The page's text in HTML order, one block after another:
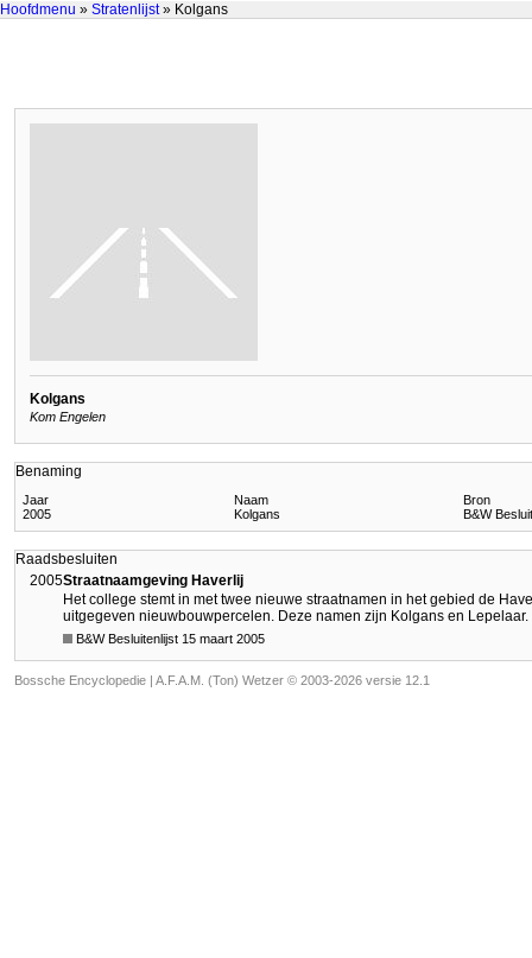
Hoofdmenu » Stratenlijst» Kolgans
Kolgans
Kom Engelen
Benaming
Jaar Naam
Bron
2005
Kolgans B&W
Raadsbesluiten
2005Straatnaamgeving Haverlij
Het college stemt in met twee nieuwe straatnamen in het gebied de
uitgegeven nieuwbouwpercelen. Deze namen zijn Kolgans en Lepelaar.
B&W Besluitenlijst 15 maart 2005
Bossche Encyclopedie | A.F.A.M. (Ton) Wetzer © 2003-2026 versie 12.1